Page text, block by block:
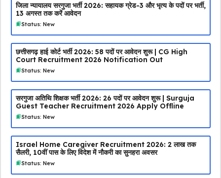
जिला न्यायालय सरगुजा भर्ती 2026: सहायक ग्रेड-3 और भृत्य के पदों पर भर्ती,
13 अगस्त तक करें आवेदन
Status: New
छत्तीसगढ़ हाई कोर्ट भर्ती 2026: 58 पदों पर आवेदन शुरू | CG High
Court Recruitment 2026 Notification Out
Status: New
सरगुजा अतिथि शिक्षक भर्ती 2026: 26 पदों पर आवेदन शुरू | Surguja
Guest Teacher Recruitment 2026 Apply Offline
Status: New
Israel Home Caregiver Recruitment 2026: ₹2 लाख तक
सैलरी, 10वीं पास के लिए विदेश में नौकरी का सुनहरा अवसर
Status: New